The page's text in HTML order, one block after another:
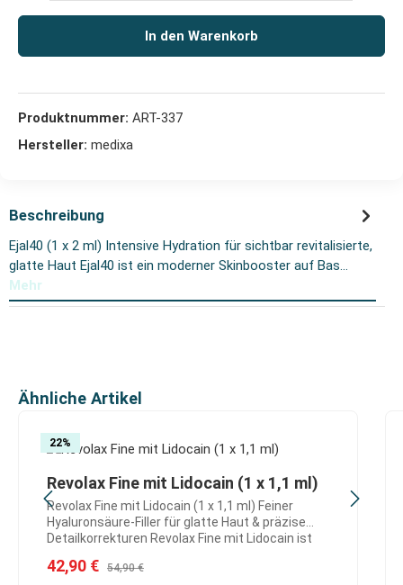
In den Warenkorb
Produktnummer: ART-337
Hersteller: medixa
Beschreibung
Ejal40 (1 x 2 ml) Intensive Hydration für sichtbar revitalisierte,
glatte Haut Ejal40 ist ein moderner Skinbooster auf Bas…
Mehr
Produktgalerie überspringen
Ähnliche Artikel
22%
Revolax Fine mit Lidocain (1 x 1,1 ml)
Revolax Fine mit Lidocain (1 x 1,1 ml) Feiner
Hyaluronsäure-Filler für glatte Haut & präzise
Detailkorrekturen Revolax Fine mit Lidocain ist
gezielten Korrektur oberflächlicher Linien und
Verkaufspreis:
42,90 € Regulärer Preis:
54,90 €